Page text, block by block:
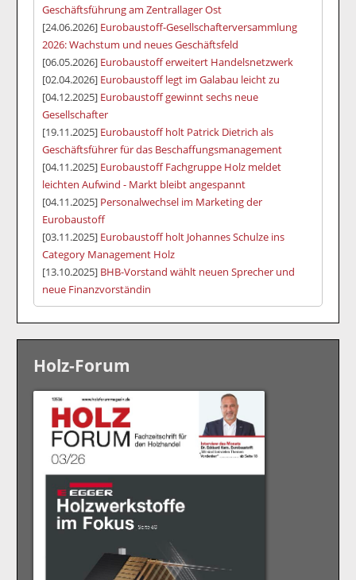
Geschäftsführung am Zentrallager Ost
[24.06.2026] Eurobaustoff-Gesellschafterversammlung
2026: Wachstum und neues Geschäftsfeld
[06.05.2026] Eurobaustoff erweitert Handelsnetzwerk
[02.04.2026] Eurobaustoff legt im Galabau leicht zu
[04.12.2025] Eurobaustoff gewinnt sechs neue
Gesellschafter
[19.11.2025] Eurobaustoff holt Patrick Dietrich als
Geschäftsführer für das Beschaffungsmanagement
[04.11.2025] Eurobaustoff Fachgruppe Holz meldet
leichten Aufwind - Markt bleibt angespannt
[04.11.2025] Personalwechsel im Marketing der
Eurobaustoff
[03.11.2025] Eurobaustoff holt Johannes Schulze ins
Category Management Holz
[13.10.2025] BHB-Vorstand wählt neuen Sprecher und
neue Finanzvorständin
Holz-Forum